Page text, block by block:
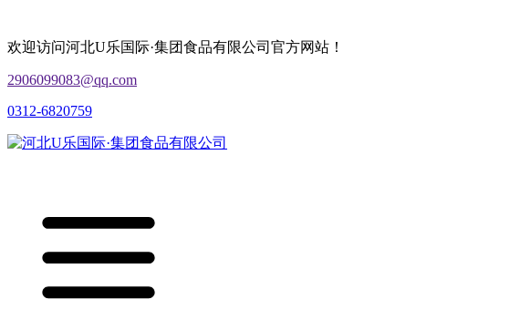
欢迎访问河北U乐国际·集团食品有限公司官方网站！
2906099083@qq.com
0312-6820759